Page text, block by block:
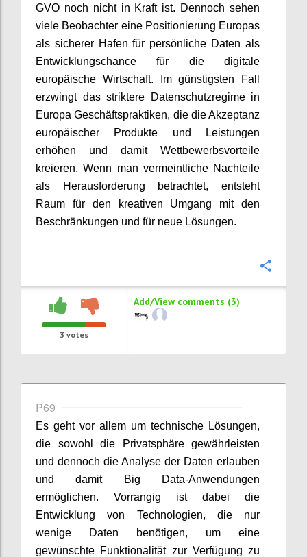
GVO noch nicht in Kraft ist. Dennoch sehen
viele Beobachter eine Positionierung Europas
als sicherer Hafen für persönliche Daten als
Entwicklungschance für die digitale
europäische Wirtschaft. Im günstigsten Fall
erzwingt das striktere Datenschutzregime in
Europa Geschäftspraktiken, die die Akzeptanz
europäischer Produkte und Leistungen
erhöhen und damit Wettbewerbsvorteile
kreieren. Wenn man vermeintliche Nachteile
als Herausforderung betrachtet, entsteht
Raum für den kreativen Umgang mit den
Beschränkungen und für neue Lösungen.
3 votes
Add/View comments (3)
P69
Es geht vor allem um technische Lösungen,
die sowohl die Privatsphäre gewährleisten
und dennoch die Analyse der Daten erlauben
und damit Big Data-Anwendungen
ermöglichen. Vorrangig ist dabei die
Entwicklung von Technologien, die nur
wenige Daten benötigen, um eine
gewünschte Funktionalität zur Verfügung zu